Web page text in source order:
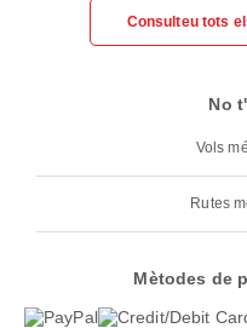
Consulteu tots
No
Vols
Rutes
Mètodes de